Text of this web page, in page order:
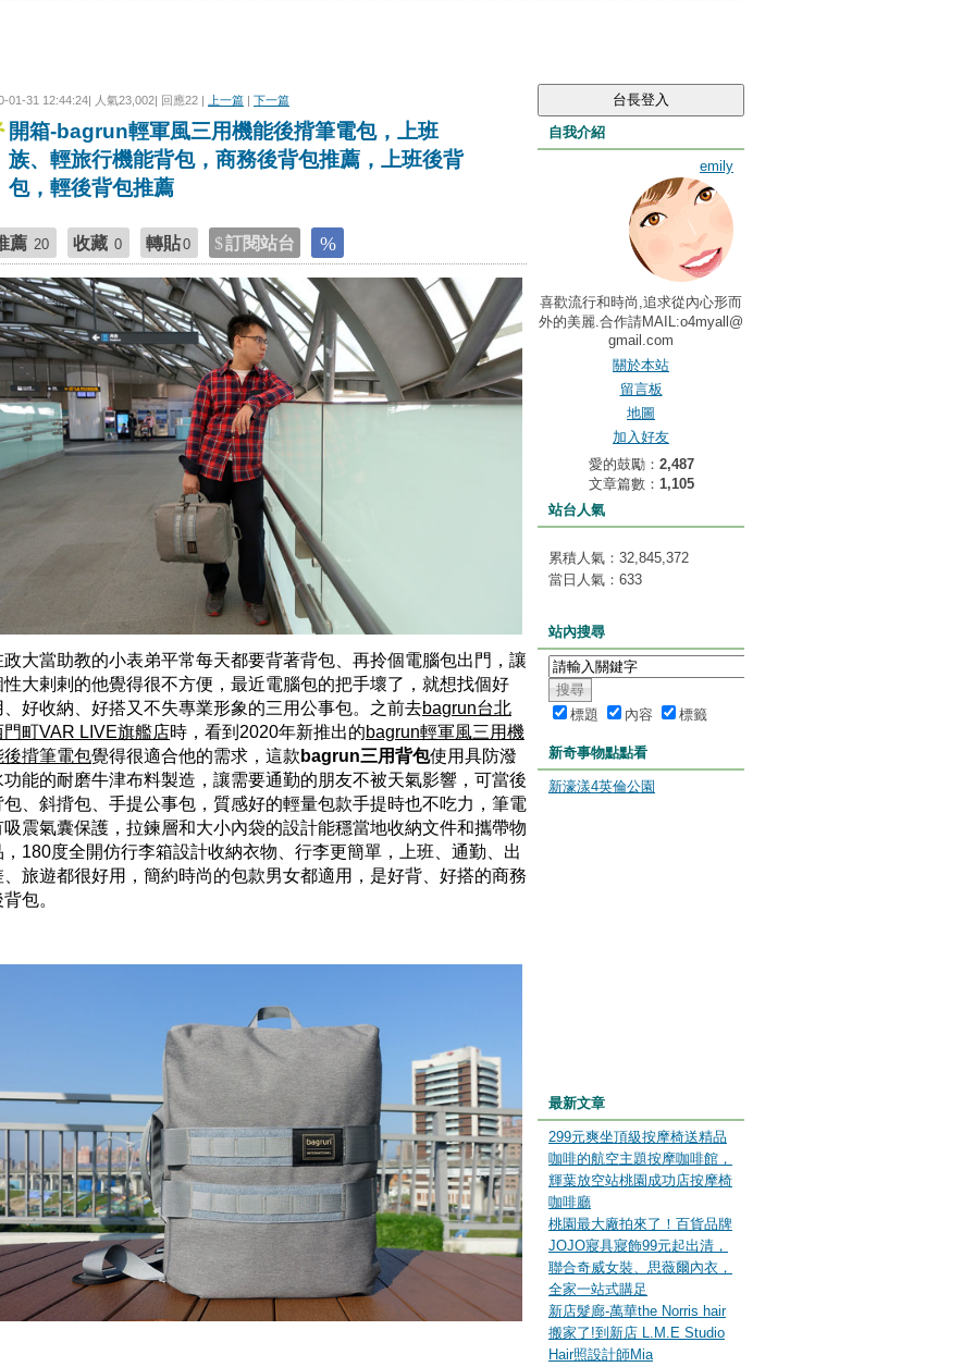
01-31 12:44:24| 人氣23,002| 回應22 | 上一篇 | 下一篇
開箱-bagrun輕軍風三用機能後揹筆電包，上班
族、輕旅行機能背包，商務後背包推薦，上班後背
包，輕後背包推薦
薦 20 收藏 0 轉貼0 訂閱站台
政大當助教的小表弟平常每天都要背著背包、再拎個電腦包出門，讓
性大剌剌的他覺得很不方便，最近電腦包的把手壞了，就想找個好
、好收納、好搭又不失專業形象的三用公事包。之前去bagrun台北
門町VAR LIVE旗艦店時，看到2020年新推出的bagrun輕軍風三用機
後揹筆電包覺得很適合他的需求，這款 bagrun三用背包使用具防潑
功能的耐磨牛津布料製造，讓需要通勤的朋友不被天氣影響，可當後
包、斜揹包、手提公事包，質感好的輕量包款手提時也不吃力，筆電
吸震氣囊保護，拉鍊層和大小內袋的設計能穩當地收納文件和攜帶物
，180度全開仿行李箱設計收納衣物、行李更簡單，上班、通勤、出
、旅遊都很好用，簡約時尚的包款男女都適用，是好背、好搭的商務
包。
自我介紹
emily
喜歡流行和時尚,追求從內心形而
外的美麗.合作請MAIL:o4myall@
gmail.com
關於本站
留言板
地圖
加入好友
愛的鼓勵： 2,487
文章篇數： 1,105
站台人氣
累積人氣： 32,845,372
當日人氣： 633
站內搜尋
標題 內容 標籤
新奇事物點點看
新濠漾4英倫公園
最新文章
299元爽坐頂級按摩椅送精品
咖啡的航空主題按摩咖啡館，
輝葉放空站桃園成功店按摩椅
咖啡廳
桃園最大廠拍來了！百貨品牌
JOJO寢具寢飾99元起出清，
聯合奇威女裝、思薇爾內衣，
全家一站式購足
新店髮廊-萬華the Norris hair
搬家了!到新店 L.M.E Studio
Hair照設計師Mia